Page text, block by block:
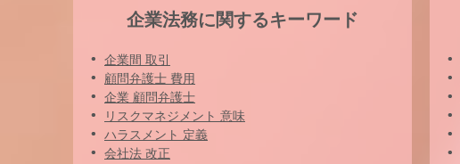
企業法務に関するキーワード
企業間 取引
顧問弁護士 費用
企業 顧問弁護士
リスクマネジメント 意味
ハラスメント 定義
会社法 改正